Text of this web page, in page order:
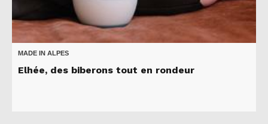
MADE IN ALPES
Elhée, des biberons tout en rondeur